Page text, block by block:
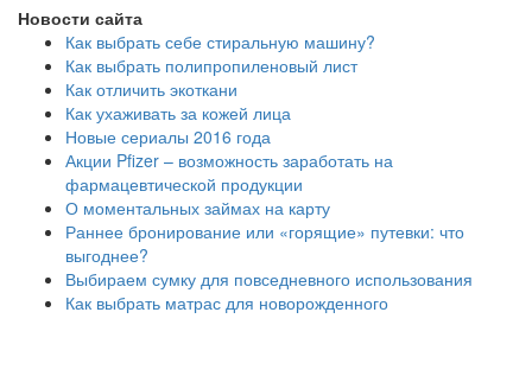
Новости сайта
Как выбрать себе стиральную машину?
Как выбрать полипропиленовый лист
Как отличить экоткани
Как ухаживать за кожей лица
Новые сериалы 2016 года
Акции Pfizer – возможность заработать на
фармацевтической продукции
О моментальных займах на карту
Раннее бронирование или «горящие» путевки: что
выгоднее?
Выбираем сумку для повседневного использования
Как выбрать матрас для новорожденного